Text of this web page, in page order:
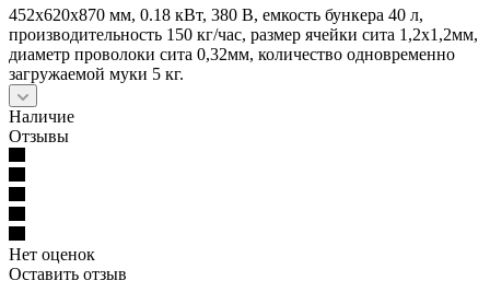
452х620х870 мм, 0.18 кВт, 380 В, емкость бункера 40 л,
производительность 150 кг/час, размер ячейки сита 1,2х1,2мм,
диаметр проволоки сита 0,32мм, количество одновременно
загружаемой муки 5 кг.
Наличие
Отзывы
Нет оценок
Оставить отзыв